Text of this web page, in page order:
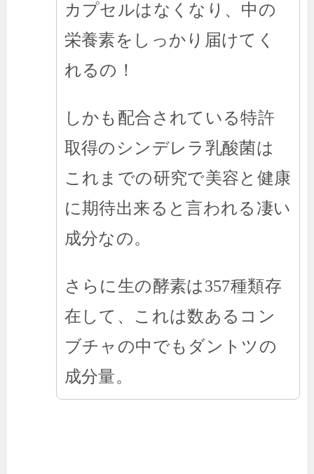
カプセルはなくなり、中の
栄養素をしっかり届けてく
れるの！
しかも配合されている特許
取得のシンデレラ乳酸菌は
これまでの研究で美容と健康
に期待出来ると言われる凄い
成分なの。
さらに生の酵素は357種類存
在して、これは数あるコン
ブチャの中でもダントツの
成分量。